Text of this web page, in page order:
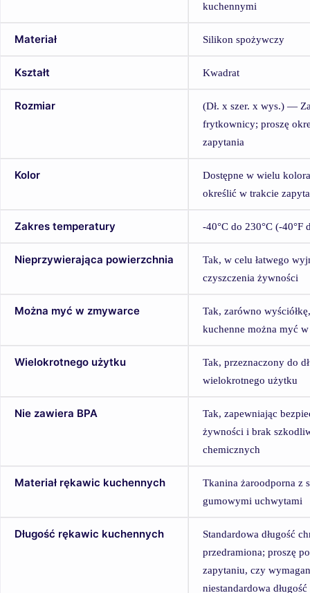
kuchennymi
Materiał Silikon spożywczy
Kształt Kwadrat
Rozmiar
(Dł. x szer. x wys.) —
frytkownicy; proszę
zapytania
Kolor
Dostępne w wielu
określić w trakcie
Zakres temperatury -40°C do 230°C (-40°F
Nieprzywierająca powierzchnia
Tak, w celu łatwego
czyszczenia żywności
Można myć w zmywarce
Tak, zarówno
kuchenne można myć
Wielokrotnego użytku
Tak, przeznaczony do
wielokrotnego użytku
Nie zawiera BPA
Tak, zapewniając
żywności i brak
chemicznych
Materiał rękawic kuchennych
Tkanina żaroodporna z
gumowymi uchwytami
Długość rękawic kuchennych
Standardowa długość
przedramiona; proszę
zapytaniu, czy
niestandardowa długość